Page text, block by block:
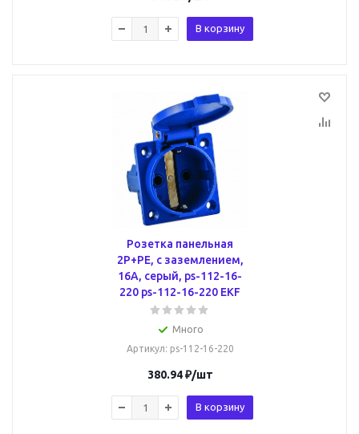
В корзину
Розетка панельная
2P+PE, с заземлением,
16А, серый, ps-112-16-
220 ps-112-16-220 EKF
Много
Артикул: ps-112-16-220
380.94₽/шт
В корзину